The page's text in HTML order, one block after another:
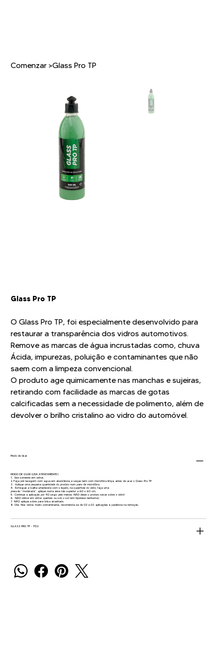
Comenzar >Glass Pro TP
Glass Pro TP
O Glass Pro TP, foi especialmente desenvolvido para
restaurar a transparência dos vidros automotivos.
Remove as marcas de água incrustadas como, chuva
Ácida, impurezas, poluição e contaminantes que não
saem com a limpeza convencional.
O produto age quimicamente nas manchas e sujeiras,
retirando com facilidade as marcas de gotas
calcificadas sem a necessidade de polimento, além de
devolver o brilho cristalino ao vidro do automóvel.
Modo de Usar
MODO DE USAR (LEIA ATENTAMENTE):
1. Use somente em vidros.
2. Faça pré lavagem com agua em abundância, e seque bem com microfibra limpa, antes de usar o Glass Pro TP
3. Aplique uma pequena quantidade do produto num pano de microfibra.
4. Esfregue a toalha umedecida com o líquido, na superfície do vidro, faça uma
pressão “moderada”, aplique numa área não superior a 60 x 60 cm.
5. Continue a aplicação por 40 segs pelo menos. NÃO deixe o produto secar sobre o vidro!
6. NÃO utilize em vidros quentes ou sob o sol (em hipótese nenhuma).
7. NÃO aplique sobre para-brisa arranhado.
8. Obs. Nos vidros muito contaminados, recomenda-se de 02 a 03 aplicações e paciência na remoção.
GLASS PRO TP - FDS